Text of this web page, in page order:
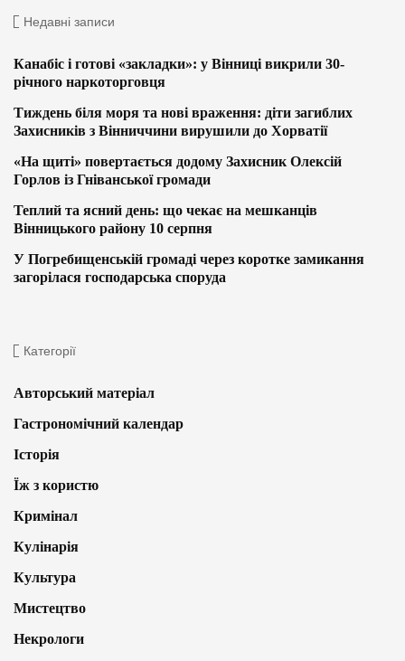
Недавні записи
Канабіс і готові «закладки»: у Вінниці викрили 30-
річного наркоторговця
Тиждень біля моря та нові враження: діти загиблих
Захисників з Вінниччини вирушили до Хорватії
«На щиті» повертається додому Захисник Олексій
Горлов із Гніванської громади
Теплий та ясний день: що чекає на мешканців
Вінницького району 10 серпня
У Погребищенській громаді через коротке замикання
загорілася господарська споруда
Категорії
Авторський матеріал
Гастрономічний календар
Історія
Їж з користю
Кримінал
Кулінарія
Культура
Мистецтво
Некрологи